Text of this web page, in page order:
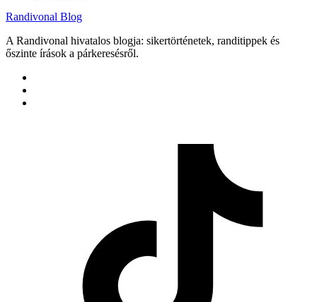
Randivonal Blog
A Randivonal hivatalos blogja: sikertörténetek, randitippek és
őszinte írások a párkeresésről.